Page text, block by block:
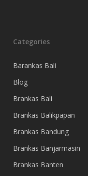
Categories
Barankas Bali
Blog
Brankas Bali
Brankas Balikpapan
Brankas Bandung
Brankas Banjarmasin
Brankas Banten